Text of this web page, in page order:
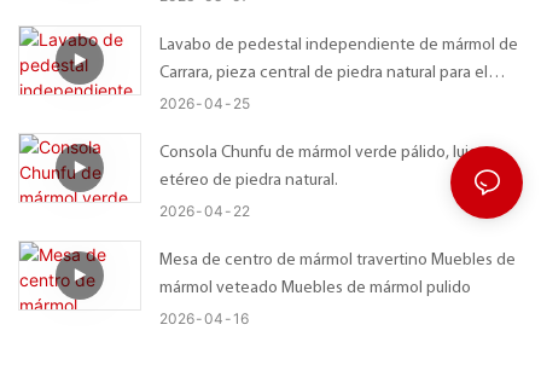
Lavabo de pedestal independiente de mármol de
Carrara, pieza central de piedra natural para el
baño.
2026 04 25
Consola Chunfu de mármol verde pálido, lujo
etéreo de piedra natural.
2026 04 22
Mesa de centro de mármol travertino Muebles de
mármol veteado Muebles de mármol pulido
2026 04 16